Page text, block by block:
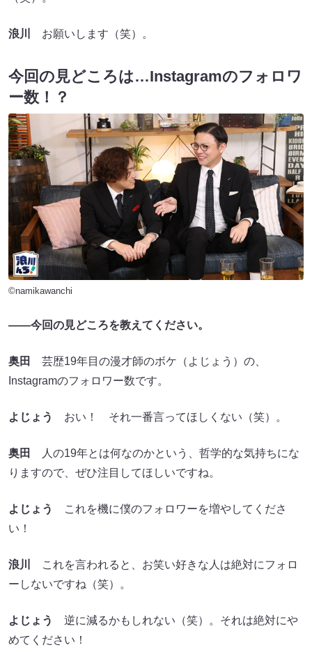
浪川 お願いします（笑）。
今回の見どころは…Instagramのフォロワ
ー数！？
©namikawanchi
——今回の見どころを教えてください。
奥田
芸歴19年目の漫才師のボケ（よじょう）の、
Instagramのフォロワー数です。
よじょう おい！ それ一番言ってほしくない（笑）。
奥田
人の19年とは何なのかという、哲学的な気持ちにな
りますので、ぜひ注目してほしいですね。
よじょう
これを機に僕のフォロワーを増やしてくださ
い！
浪川
これを言われると、お笑い好きな人は絶対にフォロ
ーしないですね（笑）。
よじょう
逆に減るかもしれない（笑）。それは絶対にや
めてください！